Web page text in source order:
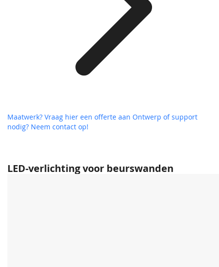
LED-verlichting voor beurswanden
Maatwerk? Vraag hier een offerte aan Ontwerp of support
nodig? Neem contact op!